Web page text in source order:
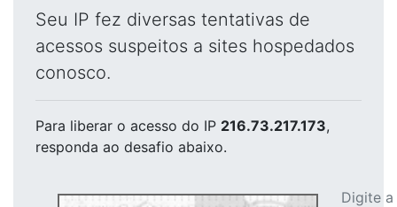
Seu IP fez diversas tentativas de
acessos suspeitos a sites hospedados
conosco.
Para liberar o acesso do IP 216.73.217.173,
responda ao desafio abaixo.
Digite